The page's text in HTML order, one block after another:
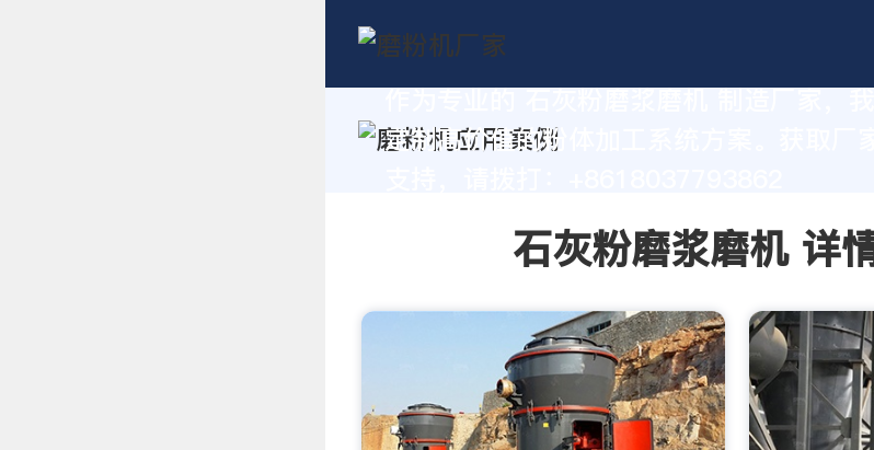
定制高价值的粉体加工系统方案。获取厂
石灰粉磨浆磨机 详